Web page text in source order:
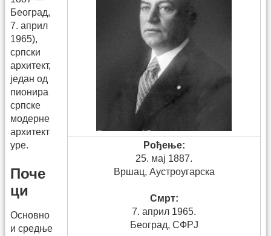
Рођење:
25. мај 1887.
Вршац, Аустроугарска
Смрт:
7. април 1965.
Београд, СФРЈ
Београд,
7. април
1965),
српски
архитект,
један од
пионира
српске
модерне
архитект
уре.
Поче
ци
Основно
и средње